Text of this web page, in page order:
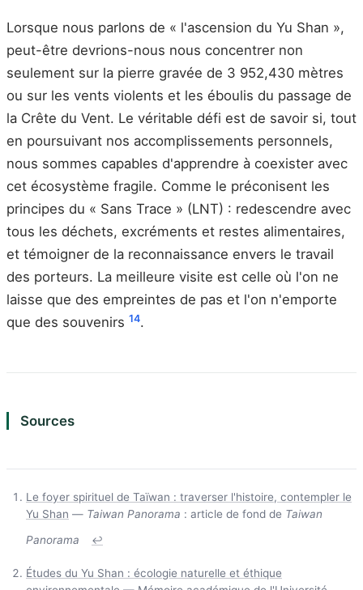
Lorsque nous parlons de « l'ascension du Yu Shan »,
peut-être devrions-nous nous concentrer non
seulement sur la pierre gravée de 3 952,430 mètres
ou sur les vents violents et les éboulis du passage de
la Crête du Vent. Le véritable défi est de savoir si, tout
en poursuivant nos accomplissements personnels,
nous sommes capables d'apprendre à coexister avec
cet écosystème fragile. Comme le préconisent les
principes du « Sans Trace » (LNT) : redescendre avec
tous les déchets, excréments et restes alimentaires,
et témoigner de la reconnaissance envers le travail
des porteurs. La meilleure visite est celle où l'on ne
laisse que des empreintes de pas et l'on n'emporte
que des souvenirs 14.
Sources
Le foyer spirituel de Taïwan : traverser l'histoire, contempler le
Yu Shan — Taiwan Panorama : article de fond de Taiwan
Panorama
↩
Études du Yu Shan : écologie naturelle et éthique